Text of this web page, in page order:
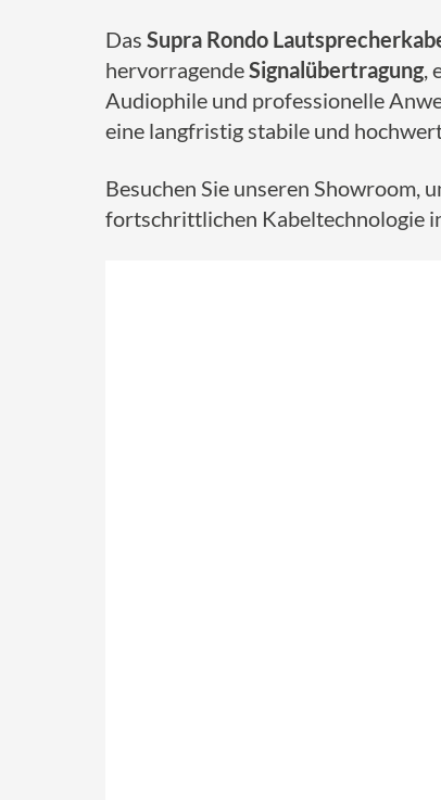
Das Supra Rondo
hervorragendeSignalübertragung,
Audiophile und professionelle
eine langfristig stabile und
Besuchen Sie unseren Showroom,
fortschrittlichen Kabeltechnologie